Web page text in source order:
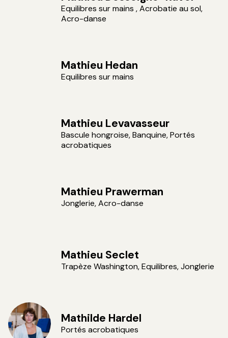
Equilibres sur mains , Acrobatie au sol,
Acro-danse
Mathieu Hedan
Equilibres sur mains
Mathieu Levavasseur
Bascule hongroise, Banquine, Portés
acrobatiques
Mathieu Prawerman
Jonglerie, Acro-danse
Mathieu Seclet
Trapèze Washington, Equilibres, Jonglerie
Mathilde Hardel
Portés acrobatiques